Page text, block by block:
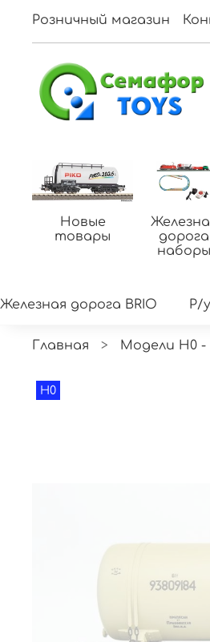
Розничный магазин
Новые
товары
дорога
наборы
Железная дорога BRIO Р/
Главная Модели H0 -
H0